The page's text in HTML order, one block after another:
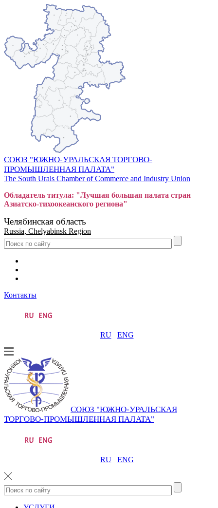
СОЮЗ "ЮЖНО-УРАЛЬСКАЯ ТОРГОВО-
ПРОМЫШЛЕННАЯ ПАЛАТА"
The South Urals Chamber of Commerce and Industry Union
Обладатель титула: "Лучшая большая палата стран
Азиатско-тихоокеанского региона"
Челябинская область
Russia, Chelyabinsk Region
Контакты
RU ENG
СОЮЗ "ЮЖНО-УРАЛЬСКАЯ
ТОРГОВО-ПРОМЫШЛЕННАЯ ПАЛАТА"
RU ENG